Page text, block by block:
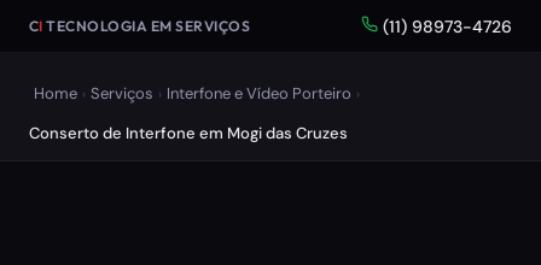
CI TECNOLOGIA EM SERVIÇOS (11) 98973-4726
Home › Serviços › Interfone e Vídeo Porteiro ›
Conserto de Interfone em Mogi das Cruzes